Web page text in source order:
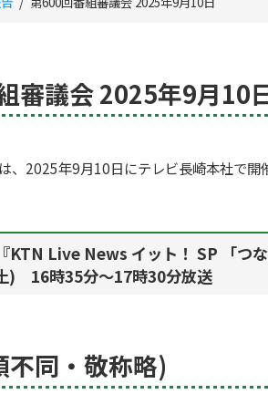
審議会 2025年9月10
、2025年9月10日にテレビ長崎本社で開
Live News イット！ SP 「つな
) 16時35分～17時30分放送
不同・敬称略)